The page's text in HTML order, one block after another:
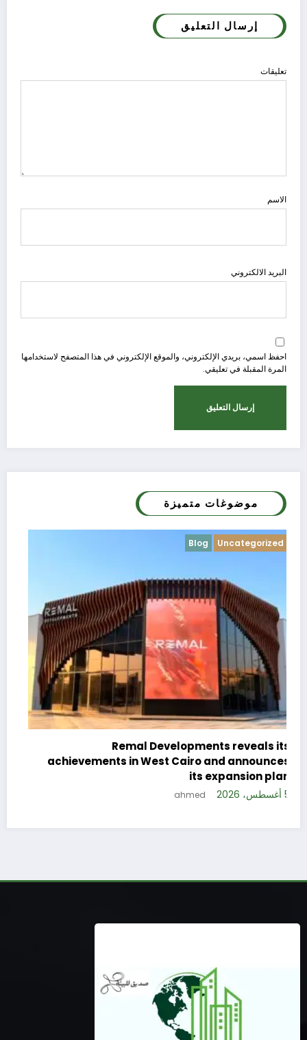
إرسال التعليق
تعليقات
الاسم
البريد الالكتروني
احفظ اسمي، بريدي الإلكتروني، والموقع الإلكتروني في هذا المتصفح لاستخدامها
المرة المقبلة في تعليقي.
موضوغات متميزة
Blog Uncategorized
Remal Developments reveals its
achievements in West Cairo and announces
its expansion plan
5 أغسطس، 2026 ahmed